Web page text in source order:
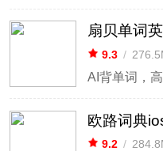
扇贝单词
9.3 /
AI背单词，
欧路词典
9.2 /